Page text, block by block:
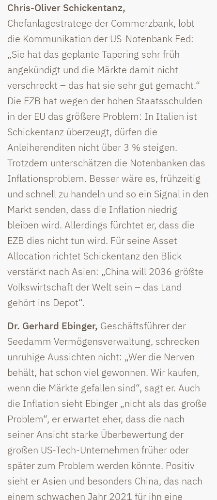
Chris-Oliver Schickentanz,
Chefanlagestratege der Commerzbank, lobt
die Kommunikation der US-Notenbank Fed:
„Sie hat das geplante Tapering sehr früh
angekündigt und die Märkte damit nicht
verschreckt – das hat sie sehr gut gemacht.“
Die EZB hat wegen der hohen Staatsschulden
in der EU das größere Problem: In Italien ist
Schickentanz überzeugt, dürfen die
Anleiherenditen nicht über 3 % steigen.
Trotzdem unterschätzen die Notenbanken das
Inflationsproblem. Besser wäre es, frühzeitig
und schnell zu handeln und so ein Signal in den
Markt senden, dass die Inflation niedrig
bleiben wird. Allerdings fürchtet er, dass die
EZB dies nicht tun wird. Für seine Asset
Allocation richtet Schickentanz den Blick
verstärkt nach Asien: „China will 2036 größte
Volkswirtschaft der Welt sein – das Land
gehört ins Depot“.
Dr. Gerhard Ebinger, Geschäftsführer der
Seedamm Vermögensverwaltung, schrecken
unruhige Aussichten nicht: „Wer die Nerven
behält, hat schon viel gewonnen. Wir kaufen,
wenn die Märkte gefallen sind“, sagt er. Auch
die Inflation sieht Ebinger „nicht als das große
Problem“, er erwartet eher, dass die nach
seiner Ansicht starke Überbewertung der
großen US-Tech-Unternehmen früher oder
später zum Problem werden könnte. Positiv
sieht er Asien und besonders China, das nach
einem schwachen Jahr 2021 für ihn eine